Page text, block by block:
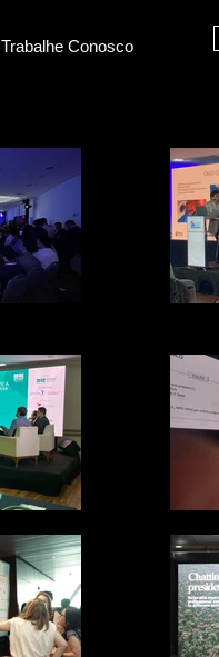
Trabalhe Conosco